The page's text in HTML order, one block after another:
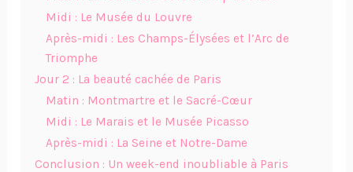
Midi : Le Musée du Louvre
Après-midi : Les Champs-Élysées et l’Arc de
Triomphe
Jour 2 : La beauté cachée de Paris
Matin : Montmartre et le Sacré-Cœur
Midi : Le Marais et le Musée Picasso
Après-midi : La Seine et Notre-Dame
Conclusion : Un week-end inoubliable à Paris